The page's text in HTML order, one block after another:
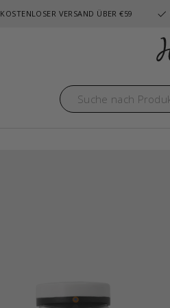
KOSTENLOSER VERSAND ÜBER €59